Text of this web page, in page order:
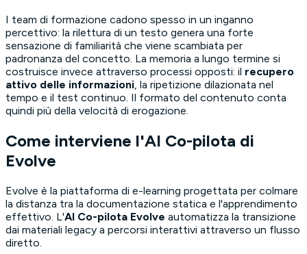
I team di formazione cadono spesso in un inganno
percettivo: la rilettura di un testo genera una forte
sensazione di familiarità che viene scambiata per
padronanza del concetto. La memoria a lungo termine si
costruisce invece attraverso processi opposti: il recupero
attivo delle informazioni, la ripetizione dilazionata nel
tempo e il test continuo. Il formato del contenuto conta
quindi più della velocità di erogazione.
Come interviene l'AI Co-pilota di
Evolve
Evolve è la piattaforma di e-learning progettata per colmare
la distanza tra la documentazione statica e l'apprendimento
effettivo. L'AI Co-pilota Evolve automatizza la transizione
dai materiali legacy a percorsi interattivi attraverso un flusso
diretto.